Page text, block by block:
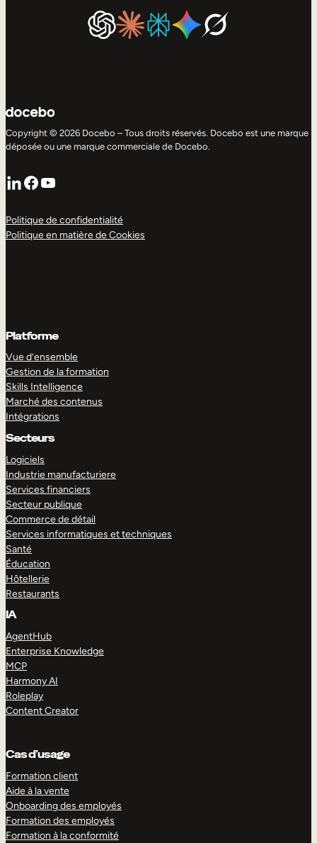
Copyright © 2026 Docebo – Tous droits réservés. Docebo est une marque
déposée ou une marque commerciale de Docebo.
LinkedIn
Facebook
YouTube
Politique de confidentialité
Politique en matière de Cookies
Platforme
Vue d’ensemble
Gestion de la formation
Skills Intelligence
Marché des contenus
Intégrations
Secteurs
Logiciels
Industrie manufacturiere
Services financiers
Secteur publique
Commerce de détail
Services informatiques et techniques
Santé
Éducation
Hôtellerie
Restaurants
IA
AgentHub
Enterprise Knowledge
MCP
Harmony AI
Roleplay
Content Creator
Cas d’usage
Formation client
Aide à la vente
Onboarding des employés
Formation des employés
Formation à la conformité